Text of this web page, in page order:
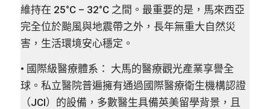
維持在 25°C – 32°C 之間。最重要的是，馬來西亞
完全位於颱風與地震帶之外，長年無重大自然災
害，生活環境安心穩定。
• 國際級醫療體系： 大馬的醫療觀光產業享譽全
球。私立醫院普遍擁有通過國際醫療衛生機構認證
（JCI）的設備，多數醫生具備英美留學背景，且